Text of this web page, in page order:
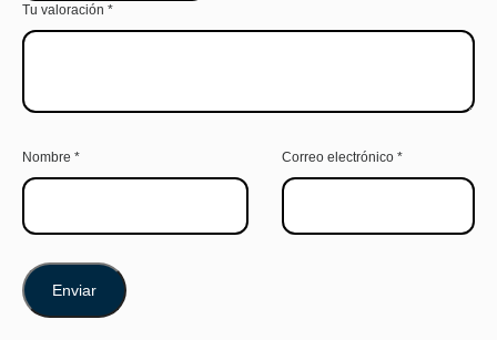
Tu valoración *
Nombre * Correo electrónico *